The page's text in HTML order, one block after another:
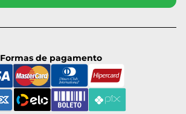
Formas de pagamento